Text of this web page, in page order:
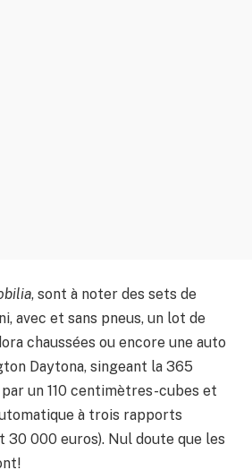
, sont à noter des sets de
avec et sans pneus, un lot de
chaussées ou encore une auto
Daytona, singeant la 365
un 110 centimètres-cubes et
à trois rapports
30 000 euros). Nul doute que les